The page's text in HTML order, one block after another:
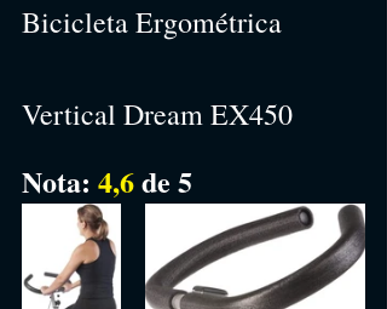
Bicicleta Ergométrica
Vertical Dream EX450
Nota: 4,6de 5